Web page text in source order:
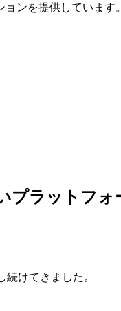
ンを提供していま
プラットフォ
けてきました。